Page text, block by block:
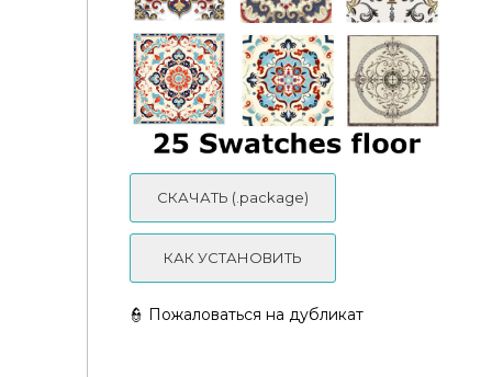
СКАЧАТЬ (.package)
КАК УСТАНОВИТЬ
👮 Пожаловаться на дубликат